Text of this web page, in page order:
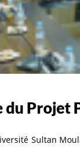
Projet
Sultan